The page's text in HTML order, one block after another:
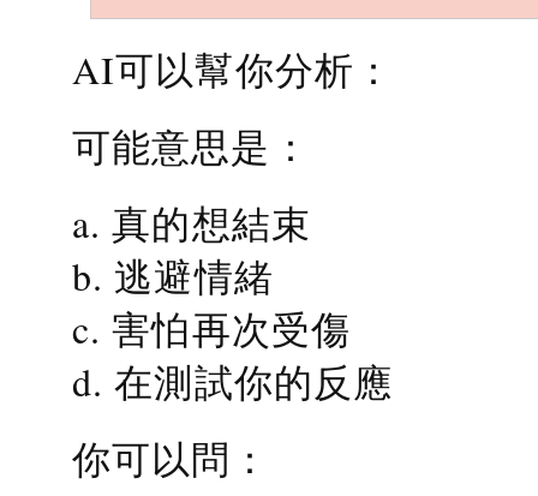
AI可以幫你分析：
可能意思是：
a. 真的想結束
b. 逃避情緒
c. 害怕再次受傷
d. 在測試你的反應
你可以問：